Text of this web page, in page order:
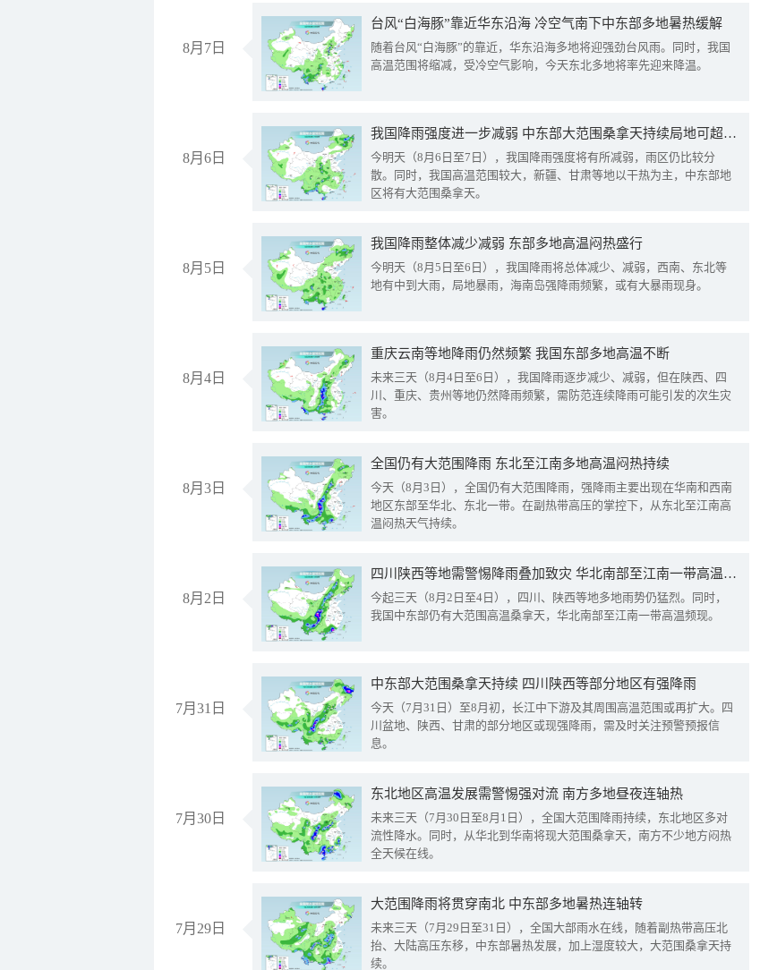
8月7日
台风“白海豚”靠近华东沿海 冷空气南下中东部多地暑热缓解
随着台风“白海豚”的靠近，华东沿海多地将迎强劲台风雨。同时，我国
高温范围将缩减，受冷空气影响，今天东北多地将率先迎来降温。
8月6日
我国降雨强度进一步减弱 中东部大范围桑拿天持续局地可超38℃
今明天（8月6日至7日），我国降雨强度将有所减弱，雨区仍比较分
散。同时，我国高温范围较大，新疆、甘肃等地以干热为主，中东部地
区将有大范围桑拿天。
8月5日
我国降雨整体减少减弱 东部多地高温闷热盛行
今明天（8月5日至6日），我国降雨将总体减少、减弱，西南、东北等
地有中到大雨，局地暴雨，海南岛强降雨频繁，或有大暴雨现身。
8月4日
重庆云南等地降雨仍然频繁 我国东部多地高温不断
未来三天（8月4日至6日），我国降雨逐步减少、减弱，但在陕西、四
川、重庆、贵州等地仍然降雨频繁，需防范连续降雨可能引发的次生灾
害。
8月3日
全国仍有大范围降雨 东北至江南多地高温闷热持续
今天（8月3日），全国仍有大范围降雨，强降雨主要出现在华南和西南
地区东部至华北、东北一带。在副热带高压的掌控下，从东北至江南高
温闷热天气持续。
8月2日
四川陕西等地需警惕降雨叠加致灾 华北南部至江南一带高温频现
今起三天（8月2日至4日），四川、陕西等地多地雨势仍猛烈。同时，
我国中东部仍有大范围高温桑拿天，华北南部至江南一带高温频现。
7月31日
中东部大范围桑拿天持续 四川陕西等部分地区有强降雨
今天（7月31日）至8月初，长江中下游及其周围高温范围或再扩大。四
川盆地、陕西、甘肃的部分地区或现强降雨，需及时关注预警预报信
息。
7月30日
东北地区高温发展需警惕强对流 南方多地昼夜连轴热
未来三天（7月30日至8月1日），全国大范围降雨持续，东北地区多对
流性降水。同时，从华北到华南将现大范围桑拿天，南方不少地方闷热
全天候在线。
7月29日
大范围降雨将贯穿南北 中东部多地暑热连轴转
未来三天（7月29日至31日），全国大部雨水在线，随着副热带高压北
抬、大陆高压东移，中东部暑热发展，加上湿度较大，大范围桑拿天持
续。